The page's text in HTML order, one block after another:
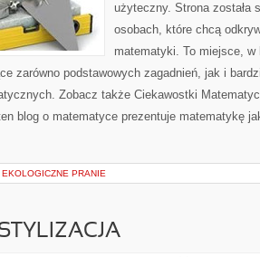
użyteczny. Strona została
osobach, które chcą
matematyki. To miejsce,
zarówno podstawowych zagadnień, jak i
Zobacz także Ciekawostki
blog o matematyce prezentuje matematykę
EKOLOGICZNE PRANIE